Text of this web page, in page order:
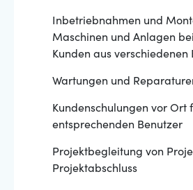
Inbetriebnahmen und
Maschinen und Anlagen
Kunden aus verschiedenen
Wartungen und
Kundenschulungen vor Ort
entsprechenden Benutzer
Projektbegleitung von
Projektabschluss